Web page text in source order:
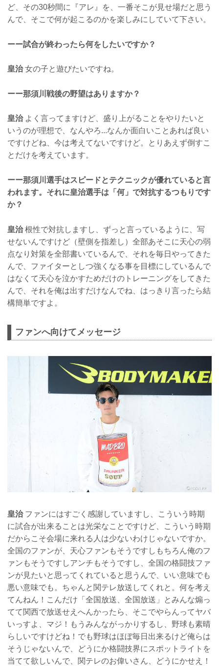
ど、その30秒間に『アレ』を、一番そこが見せ場だと思う
んで、そこで何が起こるのかを楽しみにしていて下さい。
ーー試合が終わったら何をしたいですか？
皇治女の子と遊びたいですね。
ーー那須川戦後の野望はありますか？
皇治よく言ってますけど、盛り上がることをやりたいと
いうのが理想で、なんやろ...なんか面白いことあれば良い
ですけどね、今は考えてないですけど。とりあえず倒すこ
とだけを考えています。
ーー那須川選手はスピードとテクニックが優れていると言
われます。それに皇治選手は「何」で対抗するつもりです
か？
皇治根性で対抗しますし、ずっと言っているように、写
せないんですけど（壁側を指差し）全部あそこに天心の弱
点なり対策を全部書いているんで、それを毎日やってきた
んで、ファイターとしつ強くなる事を目標にしているんで
はなくて天心を泣かすためだけのトレーニングをしてきた
んで、それを俺は出すだけなんでね、はっきり言ったら結
構簡単ですよ。
ファンへ向けてメッセージ
皇治ファンにはすごく感謝していますし、こういう時期
に試合が出来ることは光栄なことですけど、こういう時期
だからこそ会場に来れる人は少ないわけじゃないですか。
全国のファンが、天心ファンもそうですしもちろん俺のフ
ァンもそうですしアンチもそうですし、全国の格闘技ファ
ンが見たいと思ってくれていると思うんで、いい意味でも
悪い意味でも。ちゃんと関テレ放送してくれと。何を考え
てんねん！こんだけ「全国放送、全国放送」とみんな煽っ
てて関西で放送せえへんかったら、そこでやらんってヤバ
いっすよ、マジ！もうみんながっかりするし、野球も素晴
らしいですけどね！でも野球はほぼ毎日出来るけど俺らは
そうじゃないんで、どうにか格闘技界にスポットライトを
当てて欲しいんで、関テレのお偉いさん、どうにかせえ！